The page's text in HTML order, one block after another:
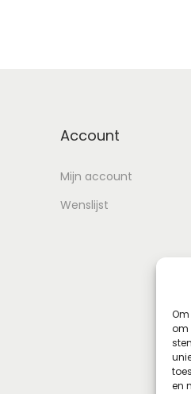
om
en
Account
Mijn account
Wenslijst